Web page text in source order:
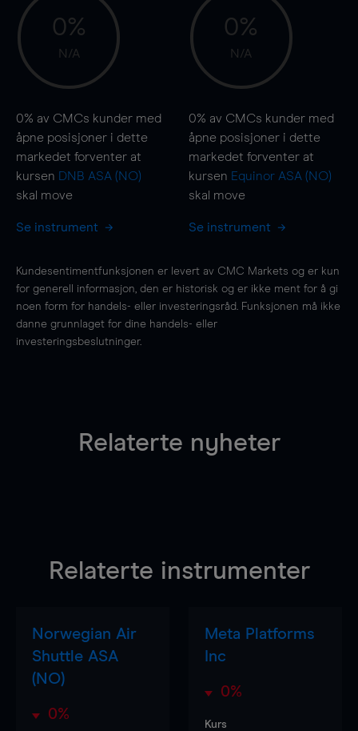
0%
N/A
0% av CMCs kunder med
åpne posisjoner i dette
markedet forventer at
kursen DNB ASA (NO)
skal move
Se instrument
0%
N/A
0% av CMCs kunder med
åpne posisjoner i dette
markedet forventer at
kursen Equinor ASA (NO)
skal move
Se instrument
Kundesentimentfunksjonen er levert av CMC Markets og er kun
for generell informasjon, den er historisk og er ikke ment for å gi
noen form for handels- eller investeringsråd. Funksjonen må ikke
danne grunnlaget for dine handels- eller
investeringsbeslutninger.
Relaterte nyheter
Relaterte instrumenter
Norwegian Air
Shuttle ASA
(NO)
0%
Meta Platforms
Inc
0%
Kurs